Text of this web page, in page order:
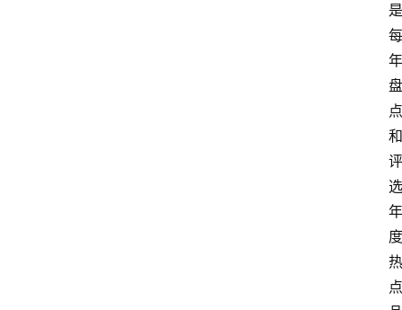
是
每
年
盘
点
和
评
选
年
度
热
点